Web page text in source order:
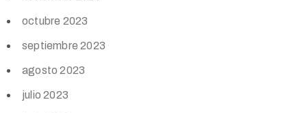
octubre 2023
septiembre 2023
agosto 2023
julio 2023